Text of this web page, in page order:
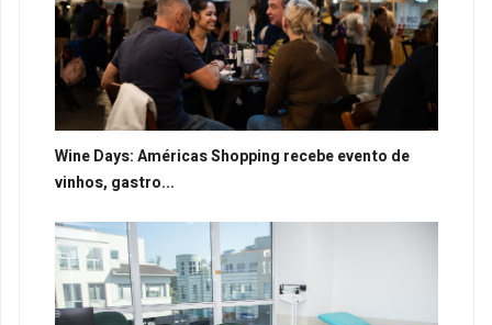
Wine Days: Américas Shopping recebe evento de
vinhos, gastro...